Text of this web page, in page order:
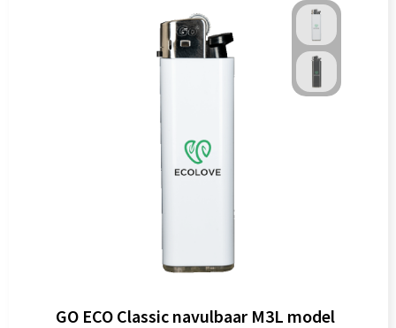
GO ECO Classic navulbaar M3L model